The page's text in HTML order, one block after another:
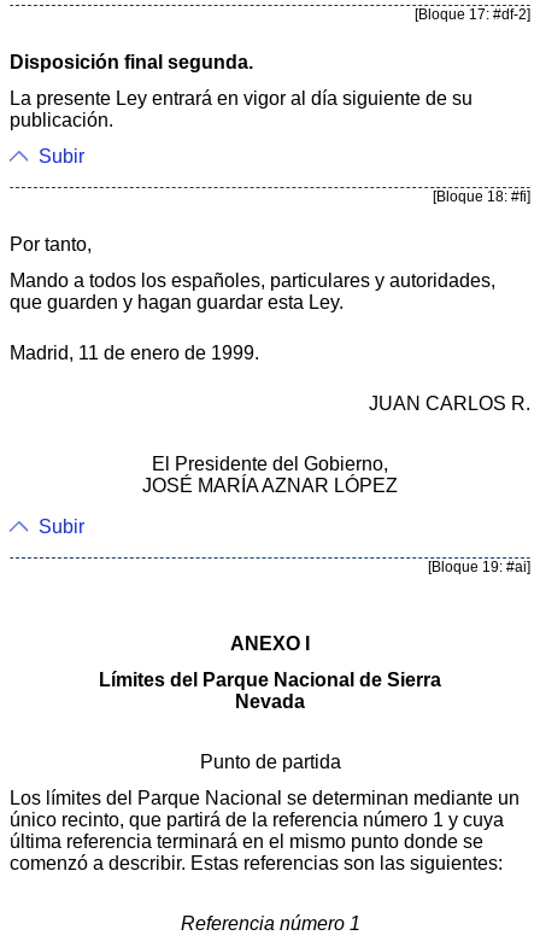
[Bloque 17: #df-2]
Disposición final segunda.
La presente Ley entrará en vigor al día siguiente de su
publicación.
Subir
[Bloque 18: #fi]
Por tanto,
Mando a todos los españoles, particulares y autoridades,
que guarden y hagan guardar esta Ley.
Madrid, 11 de enero de 1999.
JUAN CARLOS R.
El Presidente del Gobierno,
JOSÉ MARÍA AZNAR LÓPEZ
Subir
[Bloque 19: #ai]
ANEXO I
Límites del Parque Nacional de Sierra
Nevada
Punto de partida
Los límites del Parque Nacional se determinan mediante un
único recinto, que partirá de la referencia número 1 y cuya
última referencia terminará en el mismo punto donde se
comenzó a describir. Estas referencias son las siguientes:
Referencia número 1